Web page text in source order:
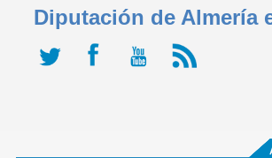
Diputación de Almería